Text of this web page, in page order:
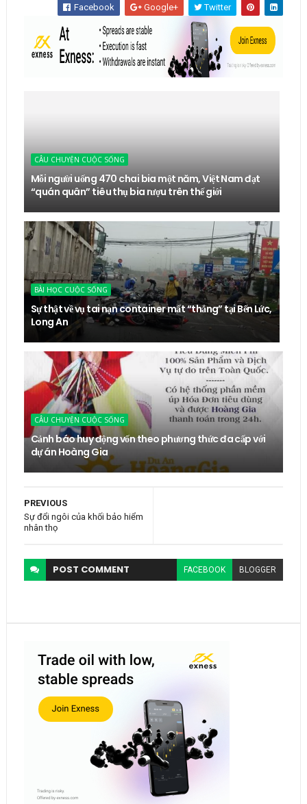
Facebook Google+ Twitter
CÂU CHUYỆN CUỘC SỐNG
Mỗi người uống 470 chai bia một năm, Việt Nam đạt
“quán quân” tiêu thụ bia rượu trên thế giới
BÀI HỌC CUỘC SỐNG
Sự thật về vụ tai nạn container mất “thắng” tại Bến Lức,
Long An
CÂU CHUYỆN CUỘC SỐNG
Cảnh báo huy động vốn theo phương thức đa cấp với
dự án Hoàng Gia
PREVIOUS
Sự đổi ngôi của khối bảo hiểm
nhân thọ
POST COMMENT FACEBOOK BLOGGER